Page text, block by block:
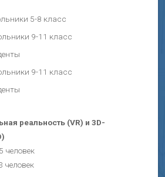
5-8 класс
9-11 класс
9-11 класс
реальность (VR) и 3D-
человек
человек